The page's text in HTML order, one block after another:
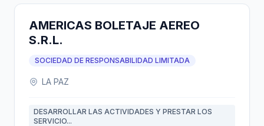
AMERICAS BOLETAJE AEREO
S.R.L.
SOCIEDAD DE RESPONSABILIDAD LIMITADA
LA PAZ
DESARROLLAR LAS ACTIVIDADES Y PRESTAR LOS
SERVICIO...